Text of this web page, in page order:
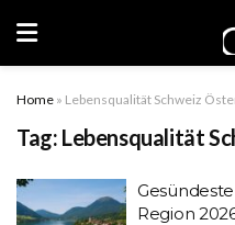
Home » Lebensqualität Schweiz
Tag: Lebensqualität
Region